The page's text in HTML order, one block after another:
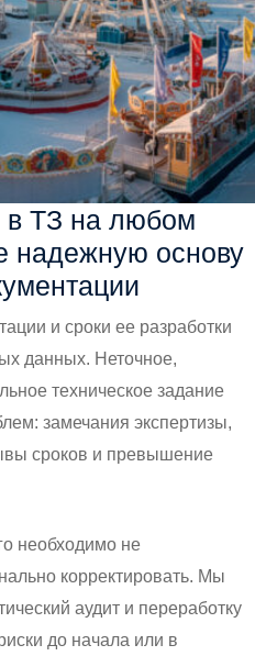
в ТЗ на любом
надежную основу
и сроки ее разработки
данных. Неточное,
техническое задание
замечания экспертизы,
сроков и превышение
необходимо не
корректировать. Мы
аудит и переработку
до начала или в